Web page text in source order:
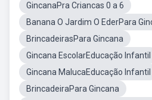
GincanaPra Criancas 0 a 6
Banana O Jardim O EderPara
BrincadeirasPara Gincana
Gincana EscolarEducação Infantil
Gincana MalucaEducação Infantil
BrincadeiraPara Gincana